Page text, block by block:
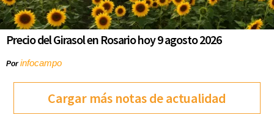
Precio del Girasol en Rosario hoy 9 agosto 2026
Porinfocampo
Cargar más notas de actualidad